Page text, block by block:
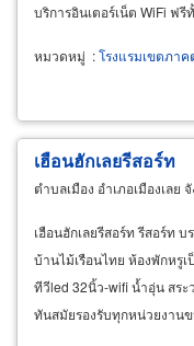
บริการอินเตอร์เน็ต WiFi ฟ
หมวดหมู่ :โรงแรมเขตภาค
เฮือนฮักเลยรีสอร์ท
ตำบลเมือง อำเภอเมืองเลย
เฮือนฮักเลยรีสอร์ท รีสอร์ท
บ้านไม้เรือนไทย ห้องพักหรู
ทีวีled 32นิ้ว-wifi น้ำอุ่น สร
ทันสมัยรองรับทุกหน่วยงาน